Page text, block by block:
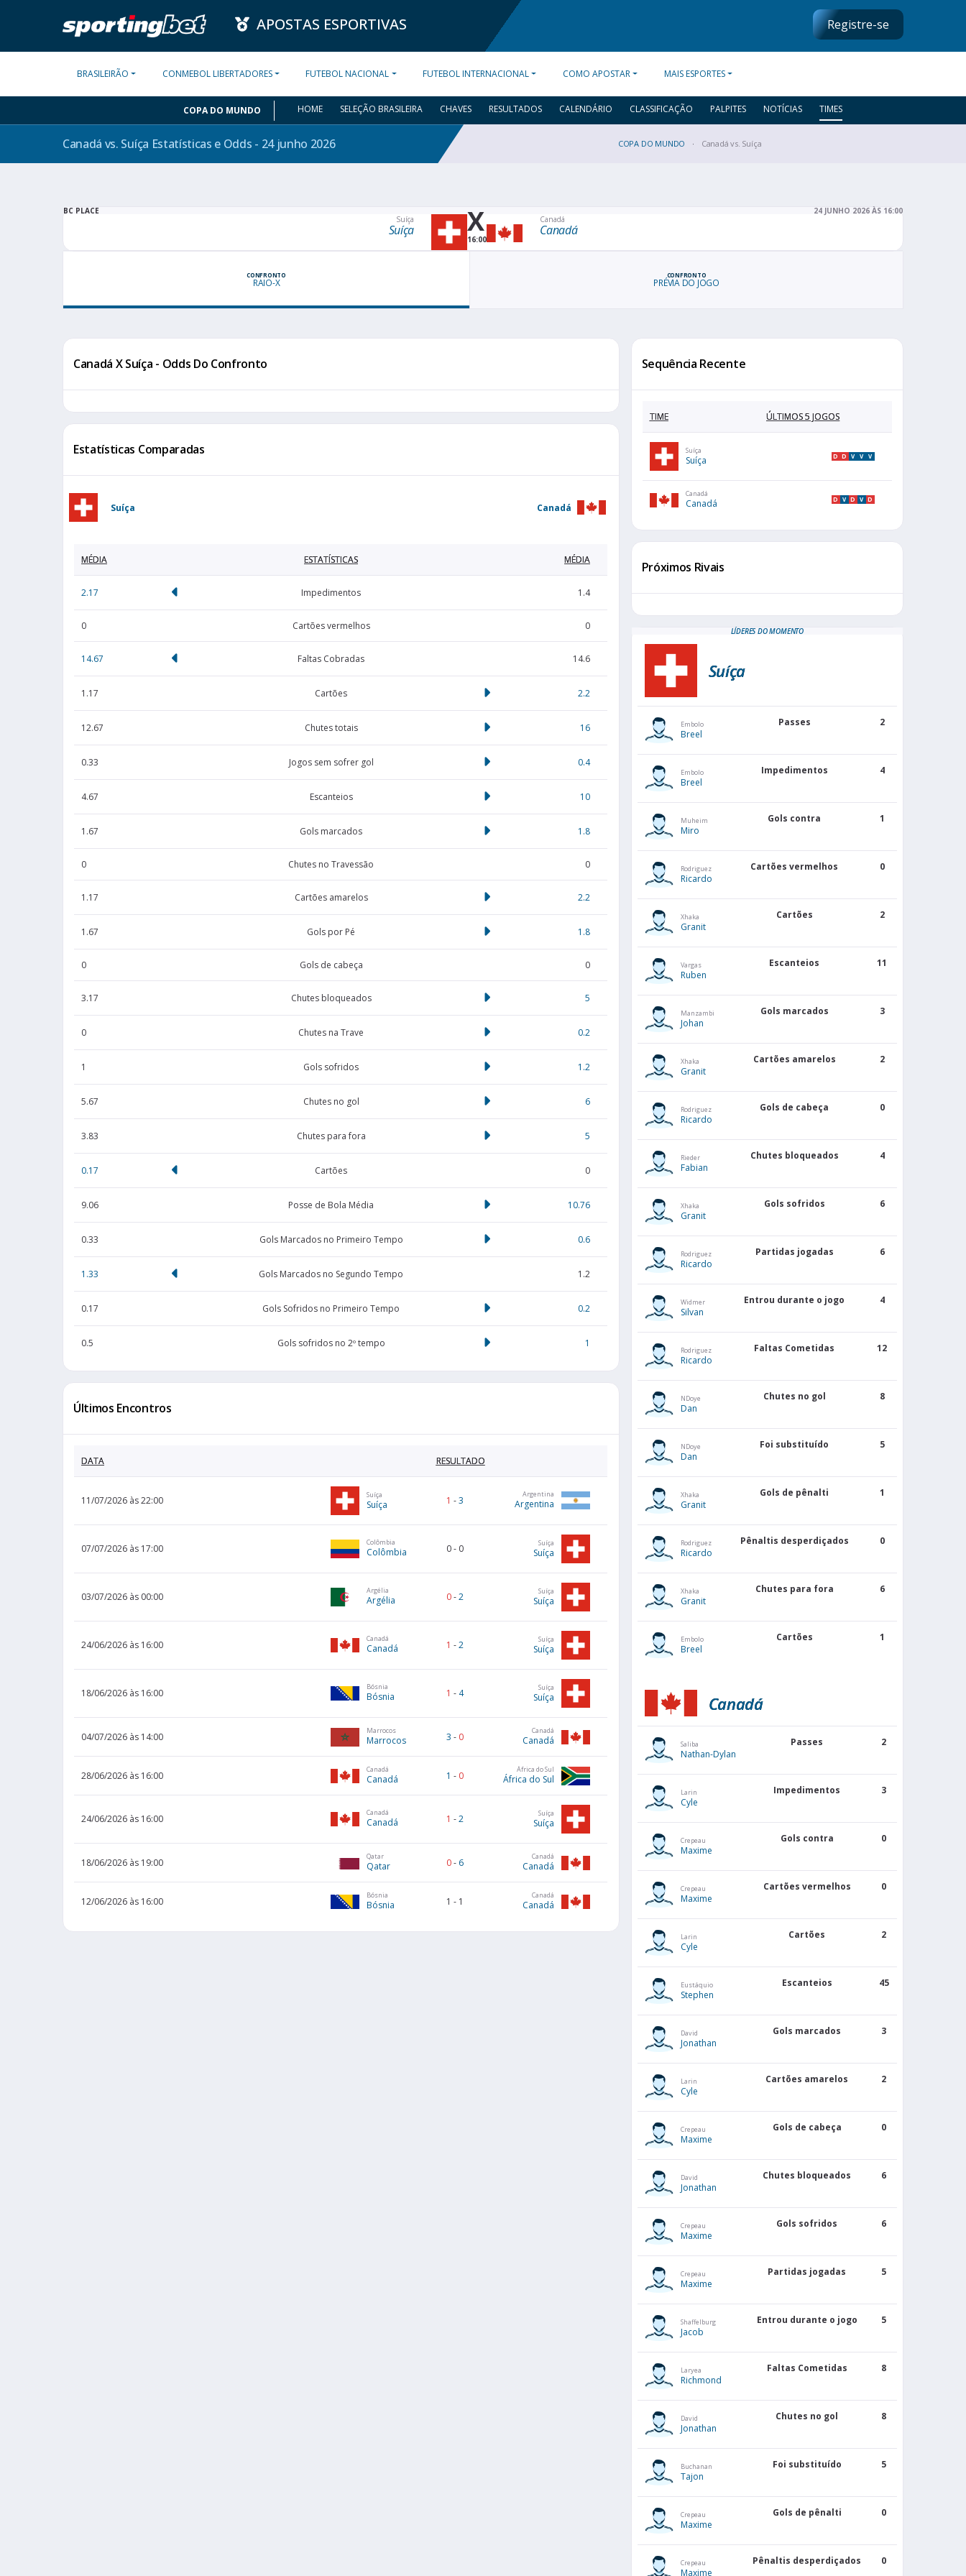
APOSTAS ESPORTIVAS Registre-se
BRASILEIRÃO CONMEBOL LIBERTADORES FUTEBOL NACIONAL FUTEBOL INTERNACIONAL COMO APOSTAR MAIS ESPORTES
COPA DO MUNDO HOME SELEÇÃO BRASILEIRA CHAVES RESULTADOS CALENDÁRIO CLASSIFICAÇÃO PALPITES NOTÍCIAS TIMES
Canadá vs. Suíça Estatísticas e Odds - 24 junho 2026 COPA DO MUNDO Canadá vs. Suíça
BC PLACE
24 JUNHO 2026 ÀS 16:00
Suíça
Suíça
Canadá
Canadá
X
16:00
CONFRONTO
RAIO-X
CONFRONTO
PRÉVIA DO JOGO
Canadá X Suíça - Odds Do Confronto
Estatísticas Comparadas
Suíça Canadá
MÉDIA ESTATÍSTICAS MÉDIA
2.17 Impedimentos 1.4
0 Cartões vermelhos 0
14.67 Faltas Cobradas 14.6
1.17 Cartões 2.2
12.67 Chutes totais 16
0.33 Jogos sem sofrer gol 0.4
4.67 Escanteios 10
1.67 Gols marcados 1.8
0 Chutes no Travessão 0
1.17 Cartões amarelos 2.2
1.67 Gols por Pé 1.8
0 Gols de cabeça 0
3.17 Chutes bloqueados 5
0 Chutes na Trave 0.2
1 Gols sofridos 1.2
5.67 Chutes no gol 6
3.83 Chutes para fora 5
0.17 Cartões 0
9.06 Posse de Bola Média 10.76
0.33 Gols Marcados no Primeiro Tempo 0.6
1.33 Gols Marcados no Segundo Tempo 1.2
0.17 Gols Sofridos no Primeiro Tempo 0.2
0.5 Gols sofridos no 2º tempo 1
Últimos Encontros
DATA RESULTADO
11/07/2026 às 22:00 Suíça
Suíça 1 -3
Argentina
Argentina
07/07/2026 às 17:00
Colômbia
Colômbia 0- 0 Suíça
Suíça
03/07/2026 às 00:00
Argélia
Argélia 0-2 Suíça
Suíça
24/06/2026 às 16:00
Canadá
Canadá 1 -2 Suíça
Suíça
18/06/2026 às 16:00
Bósnia
Bósnia 1 - 4 Suíça
Suíça
04/07/2026 às 14:00
Marrocos
Marrocos 3 - 0
Canadá
Canadá
28/06/2026 às 16:00
Canadá
Canadá 1 - 0
África do Sul
África do Sul
24/06/2026 às 16:00
Canadá
Canadá 1 -2 Suíça
Suíça
18/06/2026 às 19:00
Qatar
Qatar 0- 6
Canadá
Canadá
12/06/2026 às 16:00
Bósnia
Bósnia 1 - 1
Canadá
Canadá
Sequência Recente
TIME ÚLTIMOS 5 JOGOS
Suíça
Suíça D D V V V
Canadá
Canadá D V D V D
Próximos Rivais
LÍDERES DO MOMENTO
Suíça
Embolo
Breel
Passes 2
Embolo
Breel
Impedimentos 4
Muheim
Miro
Gols contra 1
Rodriguez
Ricardo
Cartões vermelhos 0
Xhaka
Granit
Cartões 2
Vargas
Ruben
Escanteios 11
Manzambi
Johan
Gols marcados 3
Xhaka
Granit
Cartões amarelos 2
Rodriguez
Ricardo
Gols de cabeça 0
Rieder
Fabian
Chutes bloqueados 4
Xhaka
Granit
Gols sofridos 6
Rodriguez
Ricardo
Partidas jogadas 6
Widmer
Silvan
Entrou durante o jogo 4
Rodriguez
Ricardo
Faltas Cometidas 12
NDoye
Dan
Chutes no gol 8
NDoye
Dan
Foi substituído 5
Xhaka
Granit
Gols de pênalti 1
Rodriguez
Ricardo
Pênaltis desperdiçados 0
Xhaka
Granit
Chutes para fora 6
Embolo
Breel
Cartões 1
Canadá
Saliba
Nathan-Dylan
Passes 2
Larin
Cyle
Impedimentos 3
Crepeau
Maxime
Gols contra 0
Crepeau
Maxime
Cartões vermelhos 0
Larin
Cyle
Cartões 2
Eustáquio
Stephen
Escanteios 45
David
Jonathan
Gols marcados 3
Larin
Cyle
Cartões amarelos 2
Crepeau
Maxime
Gols de cabeça 0
David
Jonathan
Chutes bloqueados 6
Crepeau
Maxime
Gols sofridos 6
Crepeau
Maxime
Partidas jogadas 5
Shaffelburg
Jacob
Entrou durante o jogo 5
Laryea
Richmond
Faltas Cometidas 8
David
Jonathan
Chutes no gol 8
Buchanan
Tajon
Foi substituído 5
Crepeau
Maxime
Gols de pênalti 0
Crepeau
Maxime
Pênaltis desperdiçados 0